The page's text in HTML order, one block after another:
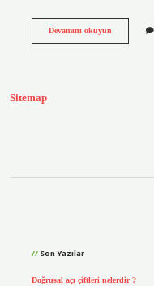
Devamını okuyunIsmailağa
Sitemap
Son Yazılar
Doğrusal açı çiftleri nelerdir ?